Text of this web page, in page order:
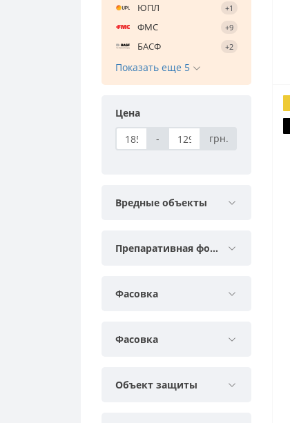
ЮПЛ
+1
ФМС +9
БАСФ +2
Показать еще 5
Цена
-
грн.
Вредные объекты
Препаративная форма
Фасовка
Фасовка
Объект защиты